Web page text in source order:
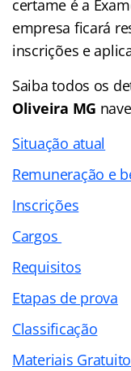
certame é a
empresa ficará
inscrições e
Saiba todos os
Oliveira MG
Situação atual
Remuneração e
Inscrições
Cargos
Requisitos
Etapas de prova
Classificação
Materiais